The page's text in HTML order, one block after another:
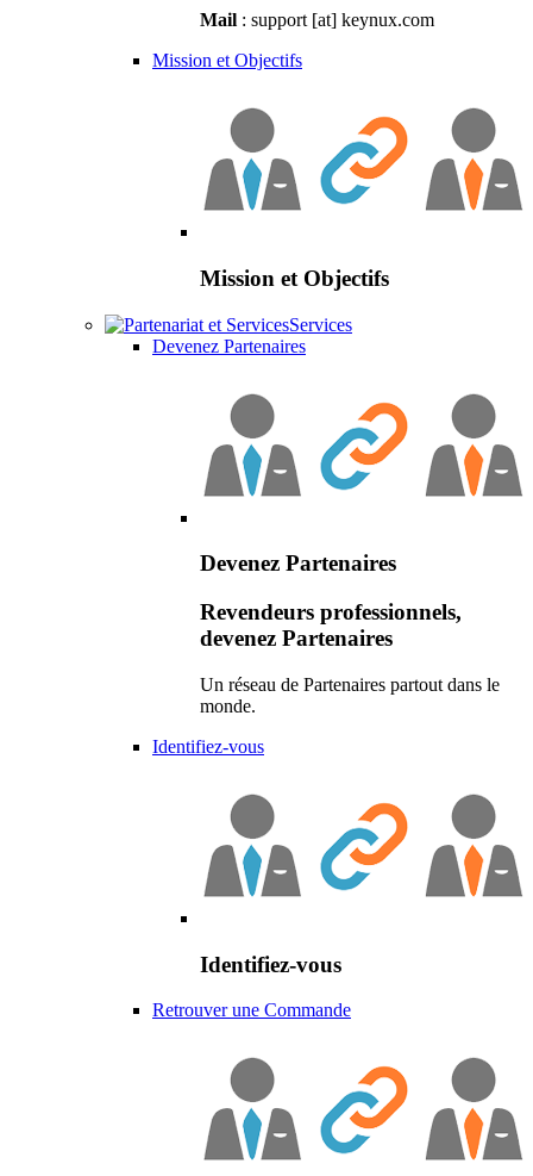
Mail : support [at] keynux.com
Mission et Objectifs
Mission et Objectifs
Services
Devenez Partenaires
Devenez Partenaires
Revendeurs professionnels,
devenez Partenaires
Un réseau de Partenaires partout dans le
monde.
Identifiez-vous
Identifiez-vous
Retrouver une Commande